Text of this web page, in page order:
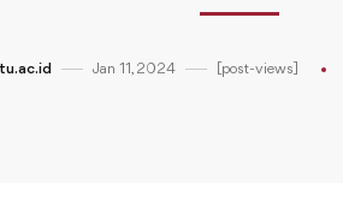
Jan 11, 2024 [post-views]